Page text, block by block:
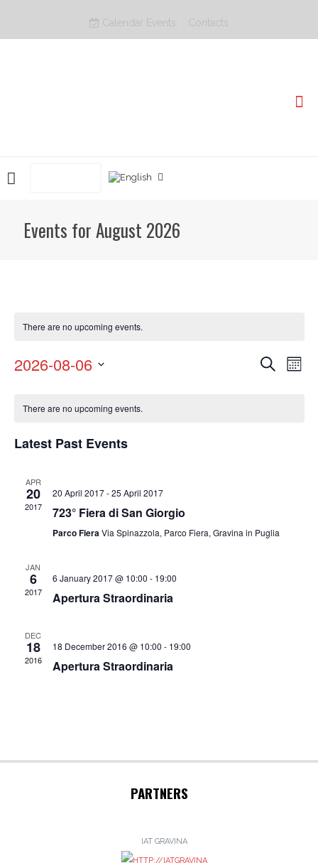
Calendar Events Contacts
Events for August 2026
There are no upcoming events.
Events
Search
2026-08-06
Calendar
Events
There are no upcoming events.
Latest Past Events
APR
20
2017
20 April 2017-25 April 2017
723° Fiera di San Giorgio
Parco FieraVia Spinazzola, Parco Fiera, Gravina in Puglia
JAN
6
2017
6 January 2017 @ 10:00 - 19:00
Apertura Straordinaria
DEC
18
2016
18 December 2016 @ 10:00 - 19:00
Apertura Straordinaria
PARTNERS
IAT GRAVINA